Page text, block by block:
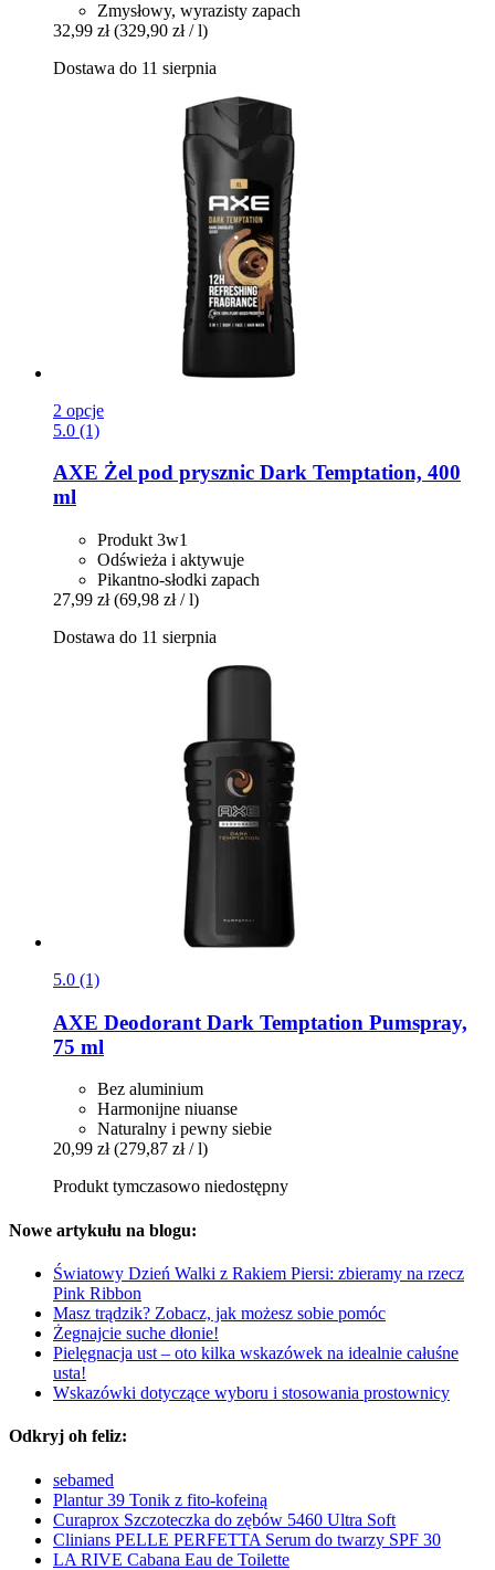
Zmysłowy, wyrazisty zapach
32,99 zł (329,90 zł / l)
Dostawa do 11 sierpnia
2 opcje
5.0 (1)
AXE Żel pod prysznic Dark Temptation, 400
ml
Produkt 3w1
Odświeża i aktywuje
Pikantno-słodki zapach
27,99 zł (69,98 zł / l)
Dostawa do 11 sierpnia
5.0 (1)
AXE Deodorant Dark Temptation Pumspray,
75 ml
Bez aluminium
Harmonijne niuanse
Naturalny i pewny siebie
20,99 zł (279,87 zł / l)
Produkt tymczasowo niedostępny
Nowe artykułu na blogu:
Światowy Dzień Walki z Rakiem Piersi: zbieramy na rzecz
Pink Ribbon
Masz trądzik? Zobacz, jak możesz sobie pomóc
Żegnajcie suche dłonie!
Pielęgnacja ust – oto kilka wskazówek na idealnie całuśne
usta!
Wskazówki dotyczące wyboru i stosowania prostownicy
Odkryj oh feliz:
sebamed
Plantur 39 Tonik z fito-kofeiną
Curaprox Szczoteczka do zębów 5460 Ultra Soft
Clinians PELLE PERFETTA Serum do twarzy SPF 30
LA RIVE Cabana Eau de Toilette